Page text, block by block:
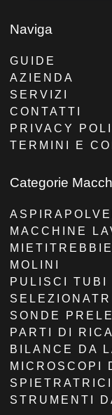
Naviga
GUIDE
AZIENDA
SERVIZI
CONTATTI
PRIVACY
TERMINI E
Categorie
MACCHINE
MOLINI
PULISCI TUBI
SONDE
PARTI DI
BILANCE DA
MICROSCOPI
SPIETRATRICI
STRUMENTI